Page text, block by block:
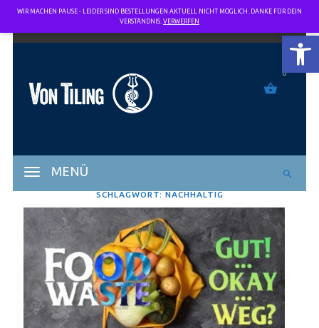
MENÜ
0
SCHLAGWORT:NACHHALTIG
WIR MACHEN PAUSE - LEIDER SIND BESTELLUNGEN AKTUELL NICHT MÖGLICH. DANKE FÜR DEIN
VERSTÄNDNIS. VERWERFEN